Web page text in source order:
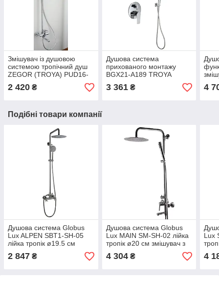
Змішувач із душовою
системою тропічний душ
ZEGOR (TROYA) PUD16-
A045
2 420 ₴
Душова система
прихованого монтажу
BGX21-A189 TROYA
латунь
3 361₴ 4
Подібні товари компанії
Душова система Globus
Lux ALPEN SBT1-SH-05
лійка тропік ø19.5 см
нержавіюча сталь
2 847 ₴
Душова система Globus
Lux MAIN SM-SH-02 лійка
тропік ø20 см змішувач з
сталь
4 304₴
Lux
4